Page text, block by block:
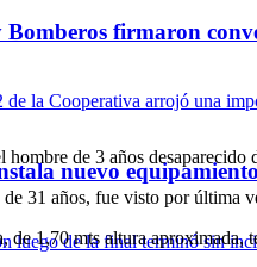
firmaron
nuevo
hombre de 3 años desaparecido
31 años, fue visto por última
de 1,70 mts altura aproximada,